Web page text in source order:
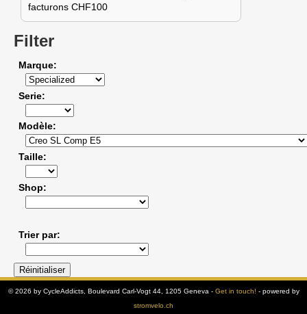
facturons CHF100
Filter
Marque
Serie
Modèle
Taille
Shop
Trier par
© 2026 by CycleAddicts, Boulevard Carl-Vogt 44, 1205 Geneva - Get in touch! - powered by
stromvelo.ch